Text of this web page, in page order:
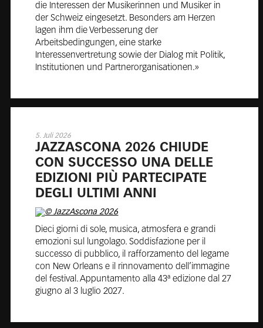
die Interessen der Musikerinnen und Musiker in
der Schweiz eingesetzt. Besonders am Herzen
lagen ihm die Verbesserung der
Arbeitsbedingungen, eine starke
Interessenvertretung sowie der Dialog mit Politik,
Institutionen und Partnerorganisationen.»
5. Juli 2026
JAZ­ZA­SCO­NA 2026 CHIU­DE
CON SUC­CES­SO UNA DELLE
EDI­ZIO­NI PIÙ PAR­TE­CI­PA­TE
DEGLI UL­TI­MI ANNI
Dieci giorni di sole, musica, atmosfera e grandi
emozioni sul lungolago. Soddisfazione per il
successo di pubblico, il rafforzamento del legame
con New Orleans e il rinnovamento dell’immagine
del festival. Appuntamento alla 43ª edizione dal 27
giugno al 3 luglio 2027.